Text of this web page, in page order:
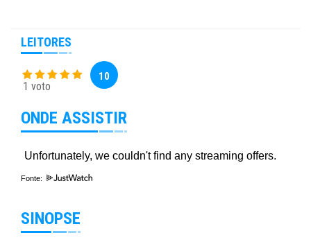
LEITORES
1 voto
10
ONDE ASSISTIR
Fonte:
SINOPSE